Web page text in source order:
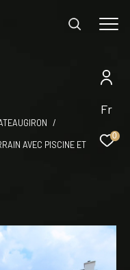
Fr
0
AVEC PISCINE ET
à vos